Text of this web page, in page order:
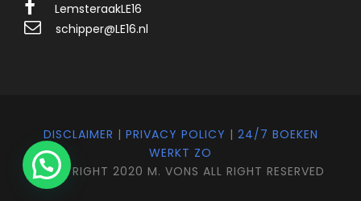
LemsteraakLE16
schipper@LE16.nl
DISCLAIMER | PRIVACY POLICY | 24/7 BOEKEN
WERKT ZO
COPYRIGHT 2020 M. VONS ALL RIGHT RESERVED